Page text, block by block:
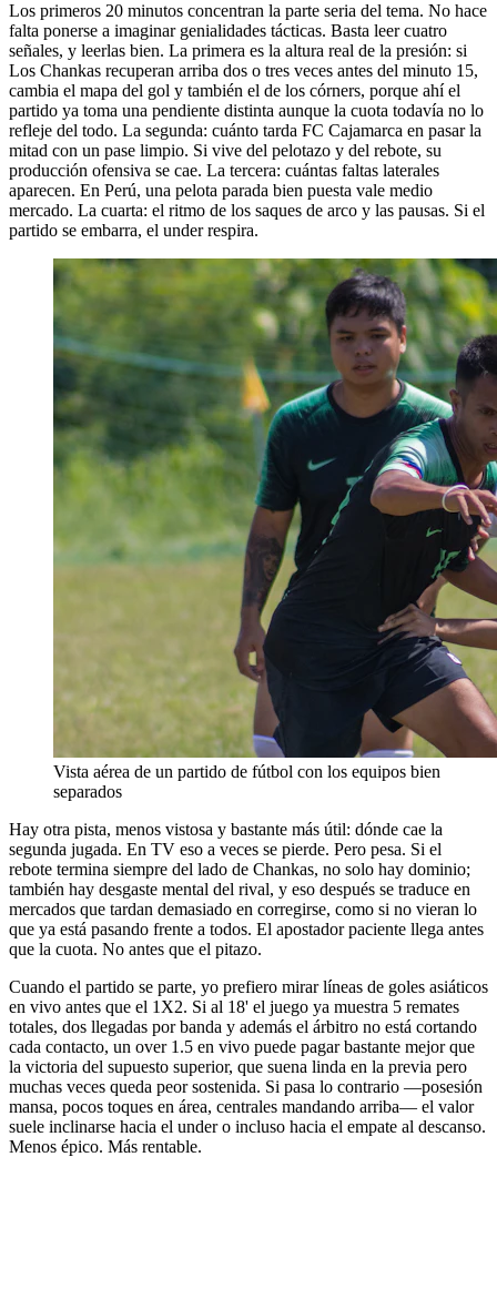
Los primeros 20 minutos concentran la parte seria del tema. No hace
falta ponerse a imaginar genialidades tácticas. Basta leer cuatro
señales, y leerlas bien. La primera es la altura real de la presión: si
Los Chankas recuperan arriba dos o tres veces antes del minuto 15,
cambia el mapa del gol y también el de los córners, porque ahí el
partido ya toma una pendiente distinta aunque la cuota todavía no lo
refleje del todo. La segunda: cuánto tarda FC Cajamarca en pasar la
mitad con un pase limpio. Si vive del pelotazo y del rebote, su
producción ofensiva se cae. La tercera: cuántas faltas laterales
aparecen. En Perú, una pelota parada bien puesta vale medio
mercado. La cuarta: el ritmo de los saques de arco y las pausas. Si el
partido se embarra, el under respira.
Vista aérea de un partido de fútbol con los equipos bien
separados
Hay otra pista, menos vistosa y bastante más útil: dónde cae la
segunda jugada. En TV eso a veces se pierde. Pero pesa. Si el
rebote termina siempre del lado de Chankas, no solo hay dominio;
también hay desgaste mental del rival, y eso después se traduce en
mercados que tardan demasiado en corregirse, como si no vieran lo
que ya está pasando frente a todos. El apostador paciente llega antes
que la cuota. No antes que el pitazo.
Cuando el partido se parte, yo prefiero mirar líneas de goles asiáticos
en vivo antes que el 1X2. Si al 18' el juego ya muestra 5 remates
totales, dos llegadas por banda y además el árbitro no está cortando
cada contacto, un over 1.5 en vivo puede pagar bastante mejor que
la victoria del supuesto superior, que suena linda en la previa pero
muchas veces queda peor sostenida. Si pasa lo contrario —posesión
mansa, pocos toques en área, centrales mandando arriba— el valor
suele inclinarse hacia el under o incluso hacia el empate al descanso.
Menos épico. Más rentable.